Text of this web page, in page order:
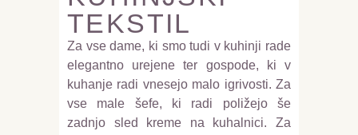
TEKSTIL
Za vse dame, ki smo tudi v kuhinji rade
elegantno urejene ter gospode, ki v
kuhanje radi vnesejo malo igrivosti. Za
vse male šefe, ki radi poližejo še
zadnjo sled kreme na kuhalnici. Za